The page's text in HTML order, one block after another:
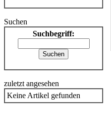
Suchen
Suchbegriff:
zuletzt angesehen
Keine Artikel gefunden